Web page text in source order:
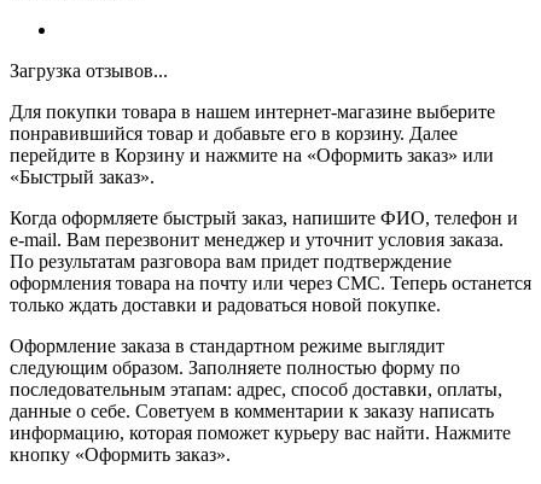
Загрузка отзывов...
Для покупки товара в нашем интернет-магазине выберите
понравившийся товар и добавьте его в корзину. Далее
перейдите в Корзину и нажмите на «Оформить заказ» или
«Быстрый заказ».
Когда оформляете быстрый заказ, напишите ФИО, телефон и
e-mail. Вам перезвонит менеджер и уточнит условия заказа.
По результатам разговора вам придет подтверждение
оформления товара на почту или через СМС. Теперь останется
только ждать доставки и радоваться новой покупке.
Оформление заказа в стандартном режиме выглядит
следующим образом. Заполняете полностью форму по
последовательным этапам: адрес, способ доставки, оплаты,
данные о себе. Советуем в комментарии к заказу написать
информацию, которая поможет курьеру вас найти. Нажмите
кнопку «Оформить заказ».